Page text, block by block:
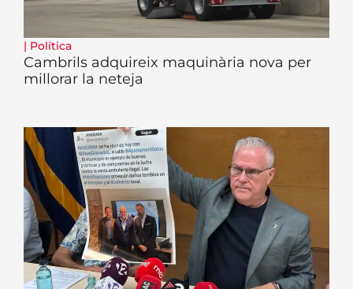
| Política
Cambrils adquireix maquinària nova per
millorar la neteja